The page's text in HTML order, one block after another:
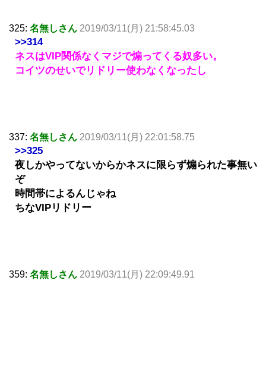
325: 名無しさん 2019/03/11(月) 21:58:45.03
>>314
ネスはVIP関係なくマジで煽ってくる奴多い。
コイツのせいでリドリー使わなくなったし
337: 名無しさん 2019/03/11(月) 22:01:58.75
>>325
夜しかやってないからかネスに限らず煽られた事無い
ぞ
時間帯によるんじゃね
ちなVIPリドリー
359: 名無しさん 2019/03/11(月) 22:09:49.91